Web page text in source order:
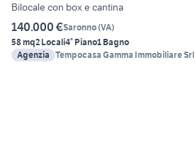
Bilocale con box e cantina
140.000 €Saronno(VA)
58 mq2 Locali4° Piano1 Bagno
Agenzia Tempocasa Gamma Immobiliare Srl